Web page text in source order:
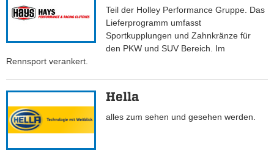
Teil der Holley Performance Gruppe. Das
Lieferprogramm umfasst
Sportkupplungen und Zahnkränze für
den PKW und SUV Bereich. Im
Rennsport verankert.
Hella
alles zum sehen und gesehen werden.